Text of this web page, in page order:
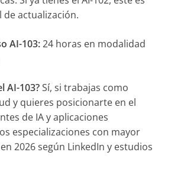
actualización.
AI-103:24 horas en modalidad
AI-103?Sí, si trabajas como
y quieres posicionarte en el
de IA y aplicaciones
especializaciones con mayor
2026 según LinkedIn y estudios